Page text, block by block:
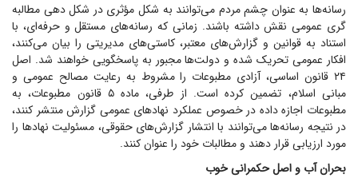
رسانه‌ها به عنوان چشم مردم می‌توانند به شکل مؤثری در شکل دهی مطالبه
گری عمومی نقش داشته باشند. زمانی که رسانه‌های مستقل و حرفه‌ای، با
استناد به قوانین و گزارش‌های معتبر، کاستی‌های مدیریتی را بیان می‌کنند،
افکار عمومی تحریک شده و دولت‌ها مجبور به پاسخگویی خواهند شد. اصل
۲۴ قانون اساسی، آزادی مطبوعات را مشروط به رعایت مصالح عمومی و
مبانی اسلام، تضمین کرده است. از طرفی، ماده ۵ قانون مطبوعات، به
مطبوعات اجازه داده در خصوص عملکرد نهاد‌های عمومی گزارش منتشر کنند،
در نتیجه رسانه‌ها می‌توانند با انتشار گزارش‌های حقوقی، مسئولیت نهاد‌ها را
مورد ارزیابی قرار دهند و مطالبات خود را عنوان کنند.
بحران آب و اصل حکمرانی خوب